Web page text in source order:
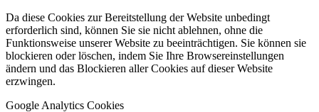
Da diese Cookies zur Bereitstellung der Website unbedingt
erforderlich sind, können Sie sie nicht ablehnen, ohne die
Funktionsweise unserer Website zu beeinträchtigen. Sie können sie
blockieren oder löschen, indem Sie Ihre Browsereinstellungen
ändern und das Blockieren aller Cookies auf dieser Website
erzwingen.
Google Analytics Cookies